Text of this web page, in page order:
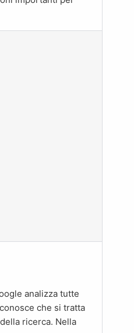
che si tratta
ricerca. Nella